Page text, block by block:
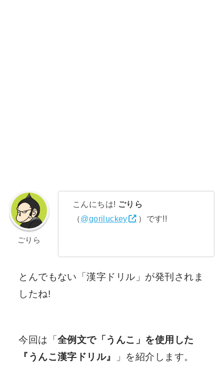
ごりら
こんにちは! ごりら
（@goriluckey ）です!!
とんでもない「漢字ドリル」が発刊されま
したね!
今回は「全例文で「うんこ」を使用した
『うんこ漢字ドリル』
」を紹介します。